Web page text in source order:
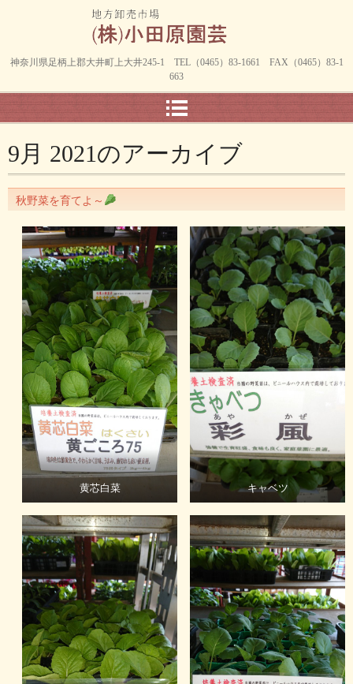
神奈川県足柄上郡大井町上大井245-1 TEL（0465）83-1661 FAX（0465）83-1
663
9月 2021のアーカイブ
秋野菜を育てよ～
黄芯白菜 キャベツ